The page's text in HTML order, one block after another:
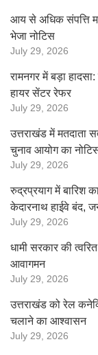
आय से अधिक संपत्ति
भेजा नोटिस
July 29, 2026
रामनगर में बड़ा
हायर सेंटर रेफर
July 29, 2026
उत्तराखंड में मतदाता
चुनाव आयोग का
July 29, 2026
रुद्रप्रयाग में बारिश
केदारनाथ हाईवे बंद,
July 29, 2026
धामी सरकार की
आवागमन
July 29, 2026
उत्तराखंड को रेल
चलाने का आश्वासन
July 29, 2026